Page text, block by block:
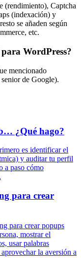
(rendimiento), Captcha
(indexación) y
se añaden según
etc.
WordPress?
mencionado
de Google).
¿Qué hago?
es identificar el
y auditar tu perfil
a paso cómo
para crear
para crear popups
mostrar el
usar palabras
la aversión a